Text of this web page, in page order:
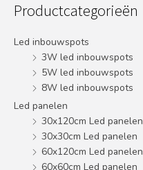
Productcategorieën
Led inbouwspots
3W led inbouwspots
5W led inbouwspots
8W led inbouwspots
Led panelen
30x120cm Led panelen
30x30cm Led panelen
60x120cm Led panelen
60x60cm Led panelen